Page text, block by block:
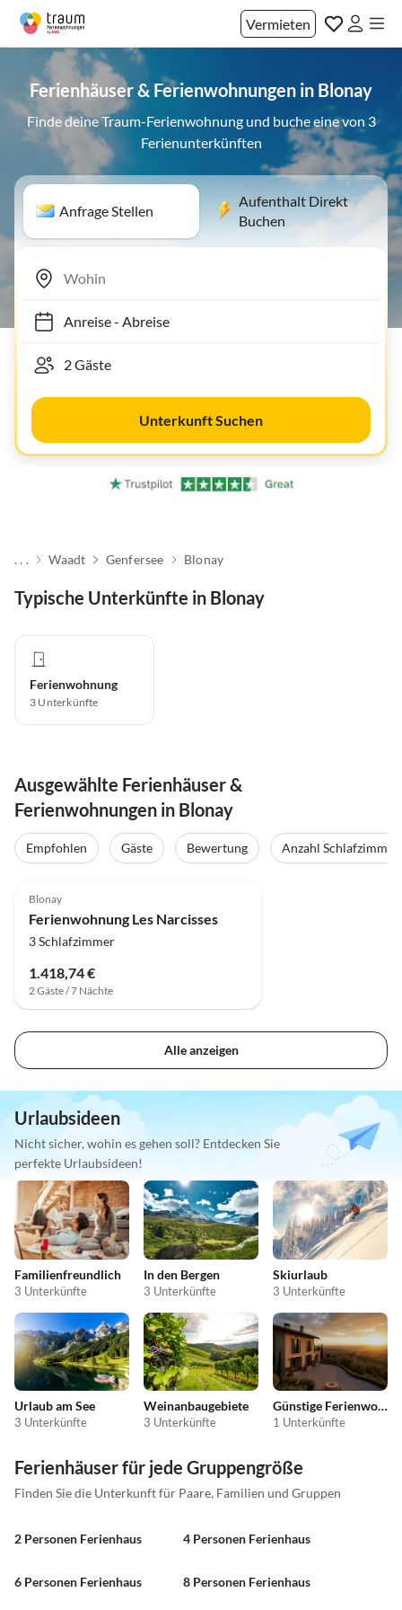
Vermieten
Ferienhäuser & Ferienwohnungen in Blonay
Finde deine Traum-Ferienwohnung und buche eine von 3
Ferienunterkünften
Anfrage Stellen
Aufenthalt Direkt
Buchen
Anreise- Abreise
Unterkunft Suchen
. . . Waadt Genfersee Blonay
Typische Unterkünfte in Blonay
Ferienwohnung
3 Unterkünfte
Ausgewählte Ferienhäuser &
Ferienwohnungen in Blonay
Empfohlen Gäste Bewertung Anzahl Schlafzimmer
Blonay
Ferienwohnung Les Narcisses
3 Schlafzimmer
1.418,74 €
2 Gäste / 7 Nächte
Alle anzeigen
Urlaubsideen
Nicht sicher, wohin es gehen soll? Entdecken Sie
perfekte Urlaubsideen!
Familienfreundlich
3 Unterkünfte
In den Bergen
3 Unterkünfte
Skiurlaub
3 Unterkünfte
Urlaub am See
3 Unterkünfte
Weinanbaugebiete
3 Unterkünfte
Günstige Ferienwohnungen
1 Unterkünfte
Ferienhäuser für jede Gruppengröße
Finden Sie die Unterkunft für Paare, Familien und Gruppen
2 Personen Ferienhaus 4 Personen Ferienhaus
6 Personen Ferienhaus 8 Personen Ferienhaus